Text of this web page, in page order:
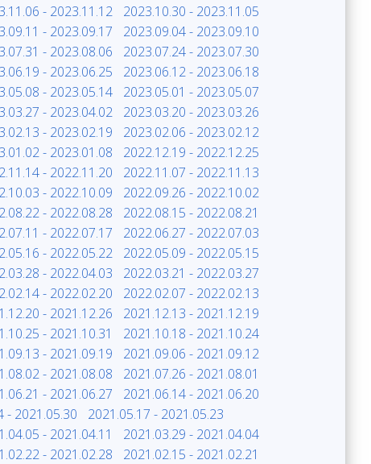
- 2023.11.12
2023.10.30 - 2023.11.05
- 2023.09.17
2023.09.04 - 2023.09.10
- 2023.08.06
2023.07.24 - 2023.07.30
- 2023.06.25
2023.06.12 - 2023.06.18
- 2023.05.14
2023.05.01 - 2023.05.07
- 2023.04.02
2023.03.20 - 2023.03.26
- 2023.02.19
2023.02.06 - 2023.02.12
- 2023.01.08
2022.12.19 - 2022.12.25
- 2022.11.20
2022.11.07 - 2022.11.13
- 2022.10.09
2022.09.26 - 2022.10.02
- 2022.08.28
2022.08.15 - 2022.08.21
- 2022.07.17
2022.06.27 - 2022.07.03
- 2022.05.22
2022.05.09 - 2022.05.15
- 2022.04.03
2022.03.21 - 2022.03.27
- 2022.02.20
2022.02.07 - 2022.02.13
- 2021.12.26
2021.12.13 - 2021.12.19
- 2021.10.31
2021.10.18 - 2021.10.24
- 2021.09.19
2021.09.06 - 2021.09.12
- 2021.08.08
2021.07.26 - 2021.08.01
- 2021.06.27
2021.06.14 - 2021.06.20
- 2021.05.30
2021.05.17 - 2021.05.23
- 2021.04.11
2021.03.29 - 2021.04.04
- 2021.02.28
2021.02.15 - 2021.02.21